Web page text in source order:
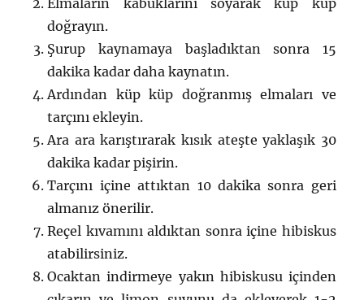
Elmaların kabuklarını soyarak küp küp
doğrayın.
Şurup kaynamaya başladıktan sonra 15
dakika kadar daha kaynatın.
Ardından küp küp doğranmış elmaları ve
tarçını ekleyin.
Ara ara karıştırarak kısık ateşte yaklaşık 30
dakika kadar pişirin.
Tarçını içine attıktan 10 dakika sonra geri
almanız önerilir.
Reçel kıvamını aldıktan sonra içine hibiskus
atabilirsiniz.
Ocaktan indirmeye yakın hibiskusu içinden